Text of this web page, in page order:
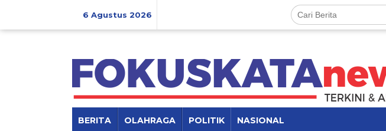
6 Agustus 2026
BERITA OLAHRAGA POLITIK NASIONAL